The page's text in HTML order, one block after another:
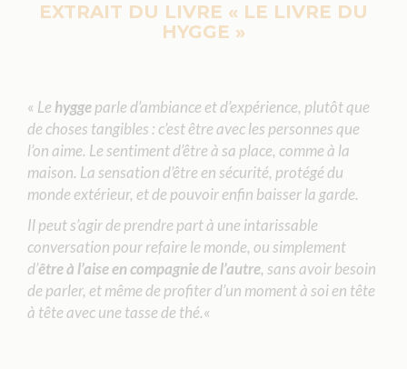
EXTRAIT DU LIVRE « LE LIVRE DU
HYGGE »
« Le hyggeparle d’ambiance et d’expérience, plutôt que
de choses tangibles : c’est être avec les personnes que
l’on aime. Le sentiment d’être à sa place, comme à la
maison. La sensation d’être en sécurité, protégé du
monde extérieur, et de pouvoir enfin baisser la garde.
Il peut s’agir de prendre part à une intarissable
conversation pour refaire le monde, ou simplement
d’être à l’aise en compagnie de l’autre, sans avoir besoin
de parler, et même de profiter d’un moment à soi en tête
à tête avec une tasse de thé.«